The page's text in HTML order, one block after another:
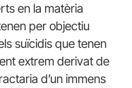
en la matèria
per objectiu
suïcidis que tenen
extrem derivat de
d’un immens